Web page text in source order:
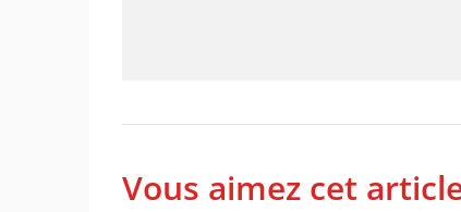
Vous aimez cet